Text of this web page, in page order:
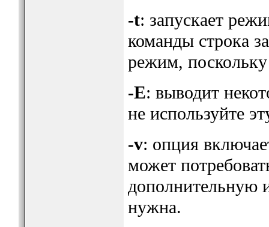
-t: запускает
команды строка
режим,
-E: выводит
не используйте
-v: опция
может
дополнительную
нужна.